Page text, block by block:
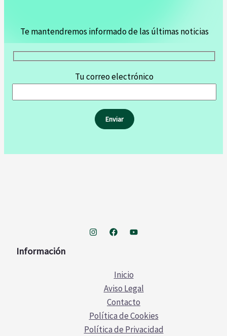
Te mantendremos informado de las últimas noticias
Tu correo electrónico
Información
Inicio
Aviso Legal
Contacto
Política de Cookies
Política de Privacidad